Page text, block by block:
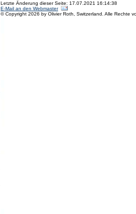
Letzte Änderung dieser Seite: 17.07.2021 16:14:38
E-Mail an den Webmaster
© Copyright 2026 by Olivier Roth, Switzerland. Alle Rechte